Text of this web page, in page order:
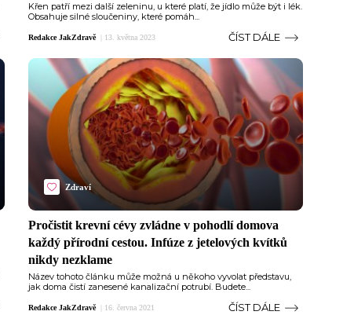
Křen patří mezi další zeleninu, u které platí, že jídlo může být i lék.
Obsahuje silné sloučeniny, které pomáh...
Redakce JakZdravě 13. května 2023 ČÍST DÁLE
Zdraví
Pročistit krevní cévy zvládne v pohodlí domova
každý přírodní cestou. Infúze z jetelových kvítků
nikdy nezklame
Název tohoto článku může možná u někoho vyvolat představu,
jak doma čistí zanesené kanalizační potrubí. Budete...
Redakce JakZdravě 16. června 2021 ČÍST DÁLE